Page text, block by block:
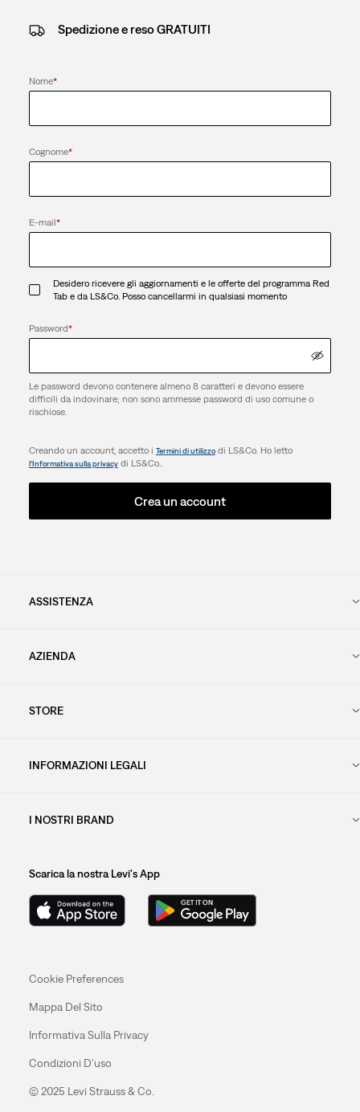
Spedizione e reso GRATUITI
Nome*
Cognome*
E-mail*
Desidero ricevere gli aggiornamenti e le offerte del programma Red
Tab e da LS&Co. Posso cancellarmi in qualsiasi momento
Password*
Le password devono contenere almeno 8 caratteri e devono essere
difficili da indovinare; non sono ammesse password di uso comune o
rischiose.
Creando un account, accetto i Termini di utilizzodi LS&Co. Ho letto
l’Informativa sulla privacydi LS&Co..
Crea un account
ASSISTENZA
AZIENDA
STORE
INFORMAZIONI LEGALI
I NOSTRI BRAND
Scarica la nostra Levi's App
Cookie Preferences
Mappa Del Sito
Informativa Sulla Privacy
Condizioni D’uso
© 2025 Levi Strauss & Co.